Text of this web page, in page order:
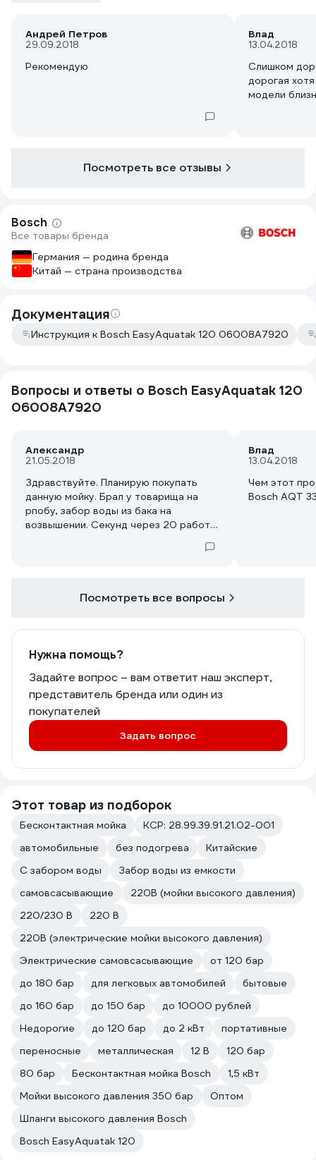
Андрей Петров
29.09.2018
Рекомендую
Влад
13.04.2018
Слишком
дорогая
модели
Посмотреть все отзывы
Bosch
Все товары бренда
Германия — родина бренда
Китай — страна производства
Документация
Инструкция к Bosch EasyAquatak 120 06008A7920
Вопросы и ответы о Bosch EasyAquatak 120
06008A7920
Александр
21.05.2018
Здравствуйте. Планирую покупать
данную мойку. Брал у товарища на
рпобу, забор воды из бака на
возвышении. Секунд через 20 работы
вариант - подача воды из бочки. Какой
Влад
13.04.2018
Чем этот
Bosch AQT
Посмотреть все вопросы
Нужна помощь?
Задайте вопрос – вам ответит наш эксперт,
представитель бренда или один из
покупателей
Задать вопрос
Этот товар из подборок
Бесконтактная мойка
КСР: 28.99.39.91.21.02-001
автомобильные
без подогрева
Китайские
С забором воды
Забор воды из емкости
самовсасывающие
220В (мойки высокого давления)
220/230 В
220 В
220В (электрические мойки высокого давления)
Электрические самовсасывающие
от 120 бар
до 180 бар
для легковых автомобилей
бытовые
до 160 бар
до 150 бар
до 10000 рублей
Недорогие
до 120 бар до 2 кВт
портативные
переносные
металлическая 12 В
120 бар
80 бар
Бесконтактная мойка Bosch
1,5 кВт
Мойки высокого давления 350 бар
Оптом
Шланги высокого давления Bosch
Bosch EasyAquatak 120